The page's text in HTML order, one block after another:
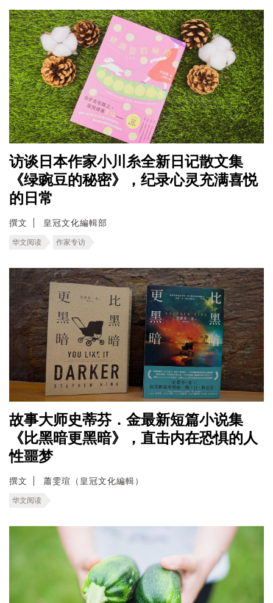
访谈日本作家小川糸全新日记散文集
《绿豌豆的秘密》，纪录心灵充满喜悦
的日常
撰文 皇冠文化編輯部
华文阅读 作家专访
故事大师史蒂芬．金最新短篇小说集
《比黑暗更黑暗》，直击内在恐惧的人
性噩梦
撰文 蕭雯瑄（皇冠文化編輯）
华文阅读